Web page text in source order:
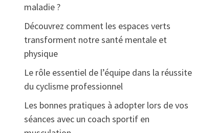
maladie ?
Découvrez comment les espaces verts
transforment notre santé mentale et
physique
Le rôle essentiel de l’équipe dans la réussite
du cyclisme professionnel
Les bonnes pratiques à adopter lors de vos
séances avec un coach sportif en